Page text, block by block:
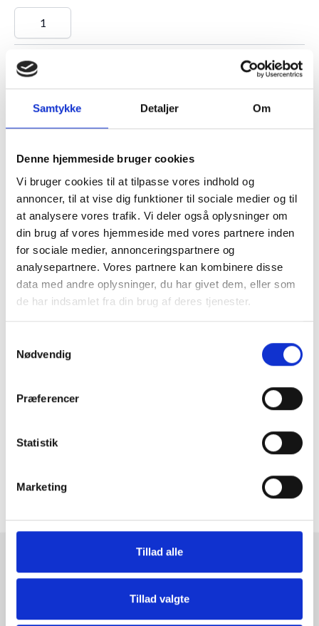
Samtykke Detaljer Om
Denne hjemmeside bruger cookies
Vi bruger cookies til at tilpasse vores indhold og
annoncer, til at vise dig funktioner til sociale medier og til
at analysere vores trafik. Vi deler også oplysninger om
din brug af vores hjemmeside med vores partnere inden
for sociale medier, annonceringspartnere og
analysepartnere. Vores partnere kan kombinere disse
data med andre oplysninger, du har givet dem, eller som
de har indsamlet fra din brug af deres tjenester.
Nødvendig
Præferencer
Statistik
Marketing
Tillad alle
Tillad valgte
Massiv egetræsramme, smal - 42 x 60 cm (A2) - Type 320
328,95 kr.
179,95 kr.
Plakat, Lufballon I-30x42 (A3)
139,95 kr.
FRI FRAGT 499,- INFO